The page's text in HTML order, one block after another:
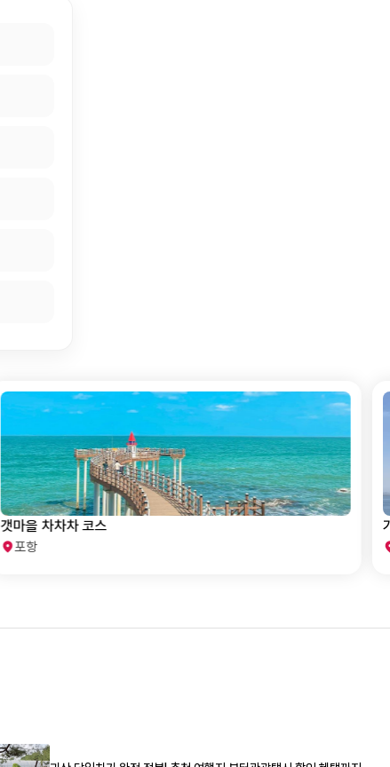
갯마을 차차차 코스
포항